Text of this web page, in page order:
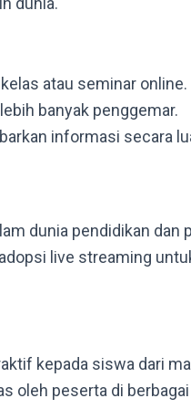
atau seminar online.
banyak penggemar.
informasi secara
dunia pendidikan dan
live streaming
kepada siswa dari
oleh peserta di